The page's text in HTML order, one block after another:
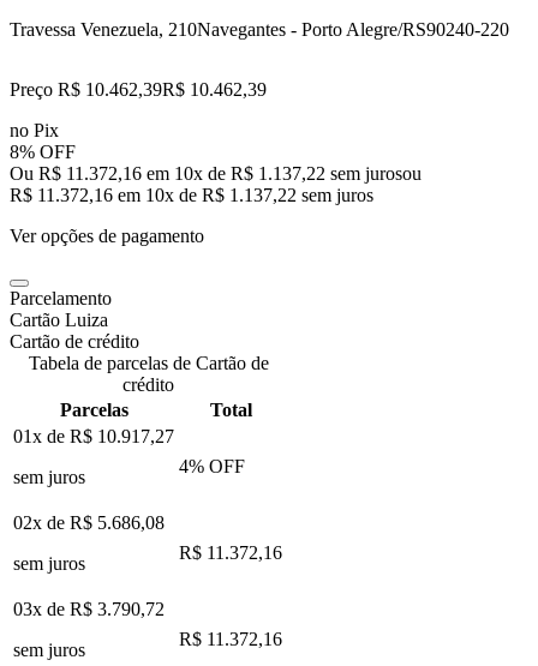
Travessa Venezuela, 210Navegantes - Porto Alegre/RS90240-220
Preço R$ 10.462,39R$ 10.462,39
no Pix
8% OFF
Ou R$ 11.372,16 em 10x de R$ 1.137,22 sem jurosou
R$ 11.372,16 em 10x de R$ 1.137,22 sem juros
Ver opções de pagamento
Parcelamento
Cartão Luiza
Cartão de crédito
Tabela de parcelas de Cartão de
crédito
Parcelas
Total
01x de R$ 10.917,27
sem juros
4% OFF
02x de R$ 5.686,08
sem juros
R$ 11.372,16
03x de R$ 3.790,72
sem juros
R$ 11.372,16